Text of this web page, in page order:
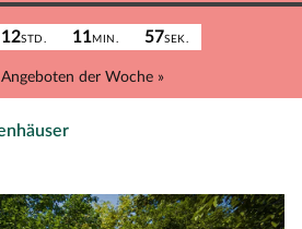
12STD. 11MIN. 57SEK.
der Woche »